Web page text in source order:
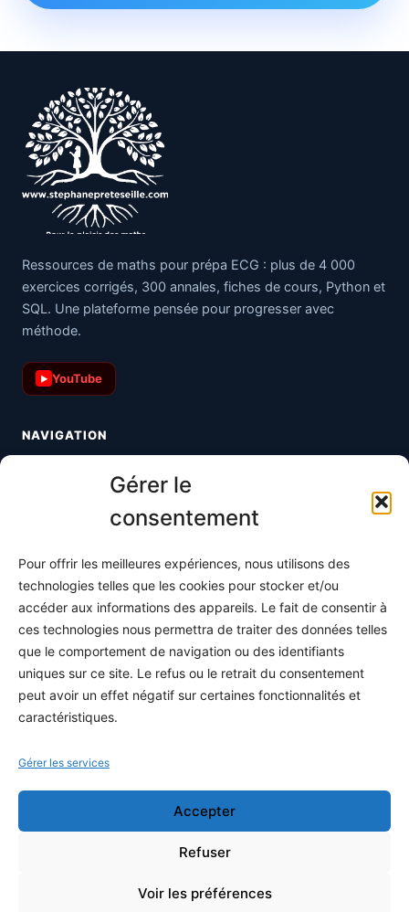
Gérer le
consentement
Pour offrir les meilleures expériences, nous utilisons des
technologies telles que les cookies pour stocker et/ou
accéder aux informations des appareils. Le fait de consentir à
ces technologies nous permettra de traiter des données telles
que le comportement de navigation ou des identifiants
uniques sur ce site. Le refus ou le retrait du consentement
peut avoir un effet négatif sur certaines fonctionnalités et
caractéristiques.
Gérer les services
Accepter
Refuser
Voir les préférences
Ressources de maths pour prépa ECG : plus de 4 000
exercices corrigés, 300 annales, fiches de cours, Python et
SQL. Une plateforme pensée pour progresser avec
méthode.
▶ YouTube
NAVIGATION
S'abonner
À propos
Contact / Support
Mes publications
INFORMATIONS LÉGALES
Conditions générales de vente